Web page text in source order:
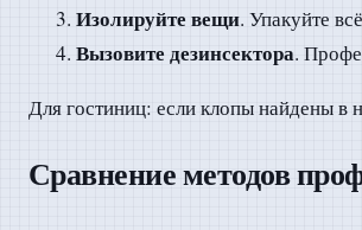
Изолируйте вещи. Упакуйте
Вызовите дезинсектора.
Для гостиниц: если клопы найдены в
Сравнение методов